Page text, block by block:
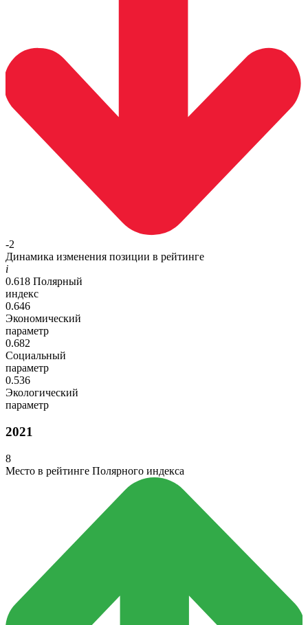
-2
Динамика изменения позиции в рейтинге
i
0.618 Полярный
индекс
0.646
Экономический
параметр
0.682
Социальный
параметр
0.536
Экологический
параметр
2021
8
Место в рейтинге Полярного индекса